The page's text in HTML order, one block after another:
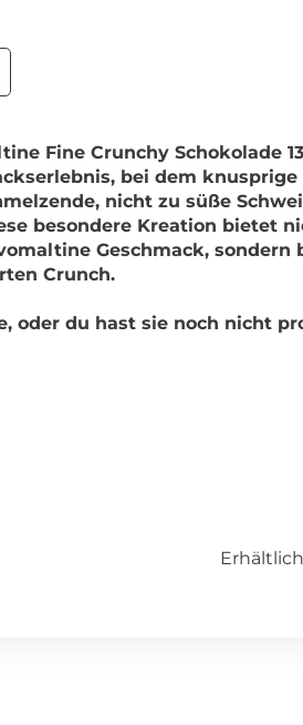
Fine Crunchy Schokolade
bei dem
nicht zu süße
besondere Kreation bietet
Geschmack, sondern
Crunch.
oder du hast sie noch nicht